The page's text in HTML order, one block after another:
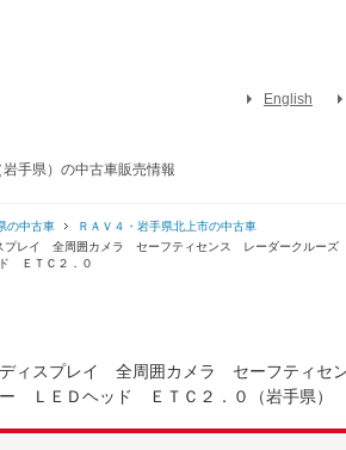
手県）の中古車販売情報
English
の中古車
ＲＡＶ４・岩手県北上市の中古車
プレイ 全周囲カメラ セーフティセンス レーダークルー
ＥＴＣ２．０
ィスプレイ 全周囲カメラ セーフティ
ＬＥＤヘッド ＥＴＣ２．０（岩手県）